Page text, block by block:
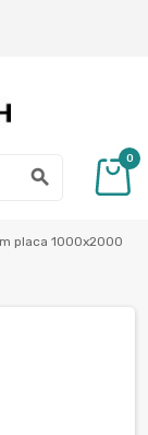
search
0
placa 1000x2000